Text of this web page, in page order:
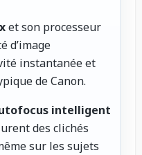
et son processeur
d’image
instantanée et
de Canon.
intelligent
des clichés
sur les sujets